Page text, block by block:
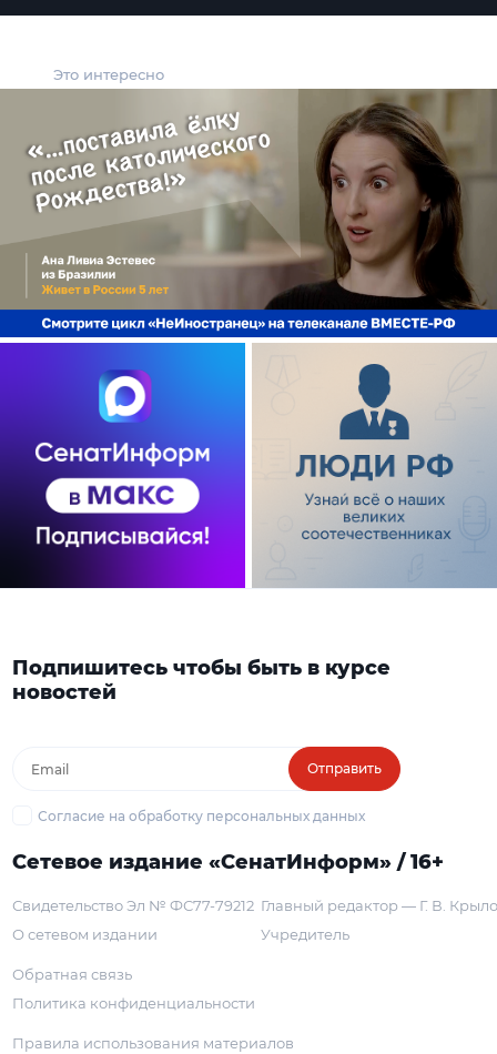
Это интересно
Подпишитесь чтобы быть в курсе
новостей
Отправить
Согласие на обработку персональных данных
Сетевое издание «СенатИнформ» / 16+
Свидетельство Эл № ФС77-79212
О сетевом издании
Главный редактор — Г. В.
Учредитель
Обратная связь
Политика конфиденциальности
Правила использования материалов